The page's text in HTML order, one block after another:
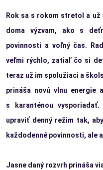
Rok sa s rokom stretol a
doma výzvam, ako s
povinnosti a voľný čas.
veľmi rýchlo, zatiaľ čo si
teraz už im spolužiaci a
prináša novú vlnu energie
s karanténou
upraviť denný režim tak,
každodenné povinnosti, ale
Jasne daný rozvrh prináša